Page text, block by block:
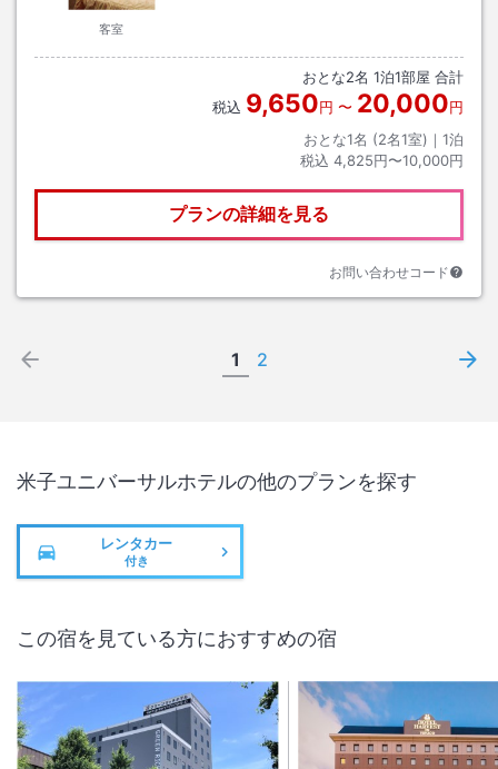
客室
おとな2名 1泊1部屋 合計
税込 9,650円 〜 20,000円
おとな1名 (2名1室)｜ 1泊
税込 4,825円〜10,000円
プランの詳細を見る
お問い合わせコード
1 2
米子ユニバーサルホテルの他のプランを探す
レンタカー
付き
この宿を見ている方におすすめの宿